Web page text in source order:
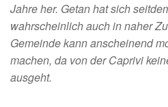
Jahre her. Getan hat sich
wahrscheinlich auch in naher
Gemeinde kann anscheinend
machen, da von der Caprivi
ausgeht.